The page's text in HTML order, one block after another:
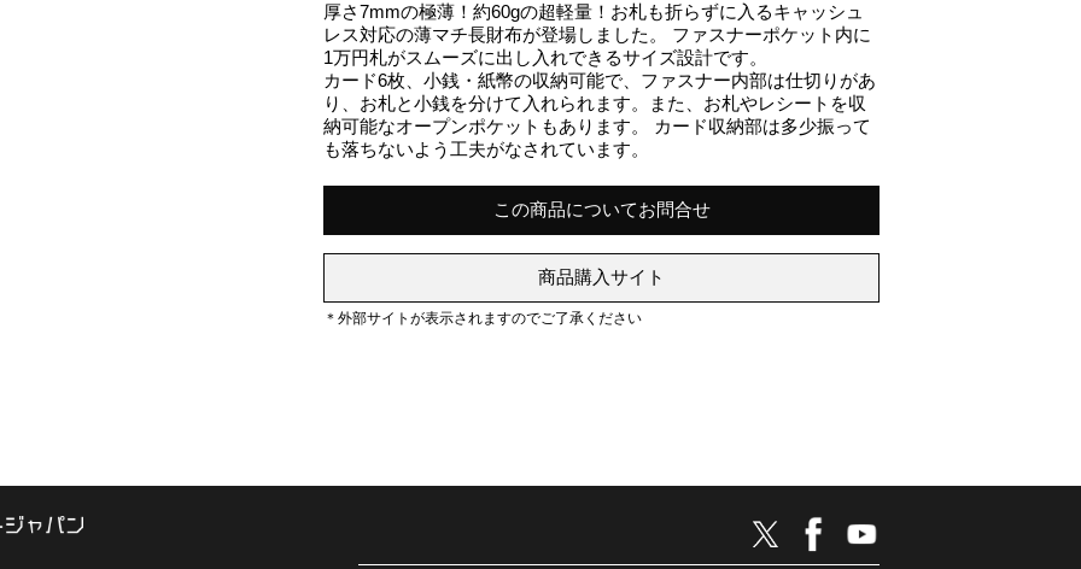
厚さ7mmの極薄！約60gの超軽量！お札も折らずに入るキャッシュ
レス対応の薄マチ長財布が登場しました。 ファスナーポケット内に
1万円札がスムーズに出し入れできるサイズ設計です。
カード6枚、小銭・紙幣の収納可能で、ファスナー内部は仕切りがあ
り、お札と小銭を分けて入れられます。また、お札やレシートを収
納可能なオープンポケットもあります。 カード収納部は多少振って
も落ちないよう工夫がなされています。
この商品についてお問合せ
商品購入サイト
＊外部サイトが表示されますのでご了承ください